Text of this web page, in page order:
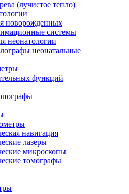
(лучистое тепло)
новорожденных
системы
неонатологии
неонатальные
функций
навигация
лазеры
микроскопы
томографы